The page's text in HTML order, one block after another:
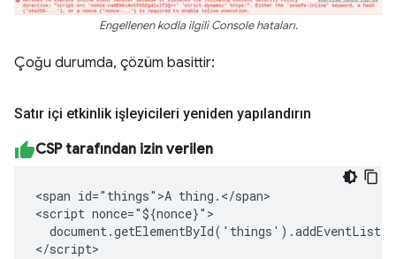
Engellenen kodla ilgili Console hataları.
Çoğu durumda, çözüm basittir:
Satır içi etkinlik işleyicileri yeniden yapılandırın
CSP tarafından izin verilen
<span id="things">A thing.</span>
<script nonce="${nonce}">
</script>